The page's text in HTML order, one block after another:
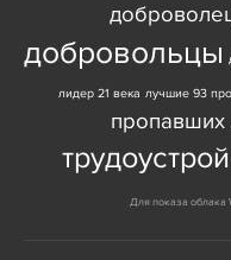
добровольцы
лидер 21 века лучшие 93
Для показа облака